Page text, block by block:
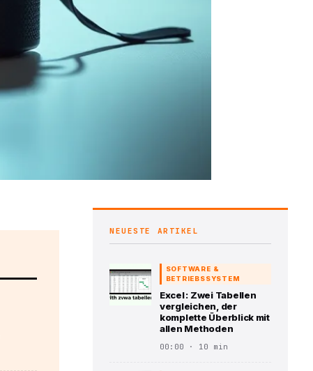
NEUESTE ARTIKEL
SOFTWARE &
BETRIEBSSYSTEM
Excel : Zwei Tabellen
vergleichen, der
komplette Überblick mit
allen Methoden
00:00 · 10 min